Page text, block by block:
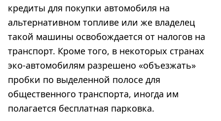
кредиты для покупки автомобиля на
альтернативном топливе или же владелец
такой машины освобождается от налогов на
транспорт. Кроме того, в некоторых странах
эко-автомобилям разрешено «объезжать»
пробки по выделенной полосе для
общественного транспорта, иногда им
полагается бесплатная парковка.